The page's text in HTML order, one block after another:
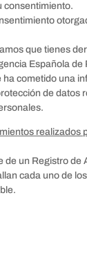
consentimiento.
que tienes
Española de
ha cometido una
de datos
realizados
de un Registro de
cada uno de